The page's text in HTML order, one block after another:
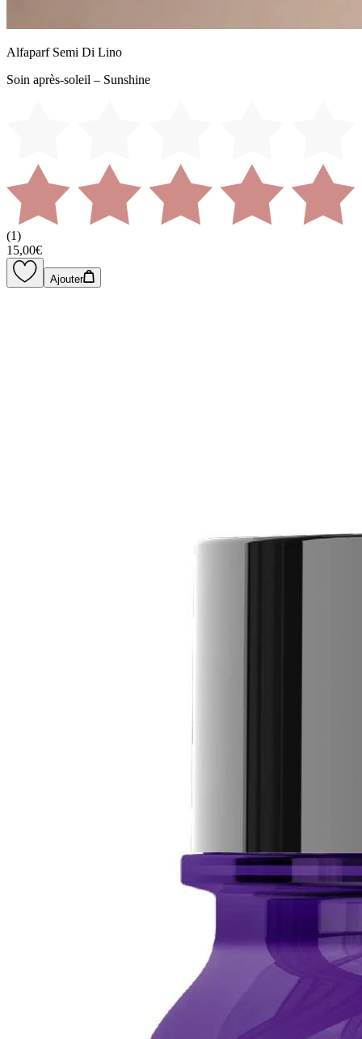
Alfaparf Semi Di Lino
Soin après-soleil – Sunshine
(1)
15,00€
Ajouter